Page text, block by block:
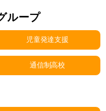
ループ
児童発達支援
通信制高校